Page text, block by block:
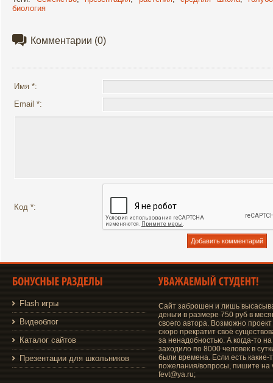
биология
Комментарии (0)
Имя *:
Email *:
Код *:
Flash игры
Видеоблог
Каталог сайтов
Презентации для школьников
Сайт заброшен и лишь
деньги в размере 750 руб в
своего автора. Возможно проект
скоро прекратит своё
за ненадобностью. А когда-то на
заходило по 8000 человек в
были времена. Если есть какие-
пожелания/вопросы, пишите на
fevt@ya.ru;